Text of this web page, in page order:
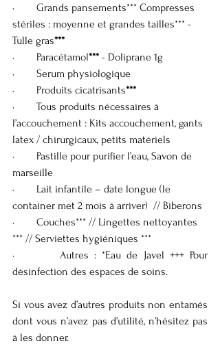
·        Grands pansements*** Compresses
stériles : moyenne et grandes tailles*** -
Tulle gras***
·        Paracétamol*** - Doliprane 1g
·        Serum physiologique
·        Produits cicatrisants***
·        Tous produits nécessaires à
l’accouchement : Kits accouchement, gants
latex / chirurgicaux, petits matériels
·        Pastille pour purifier l’eau, Savon de
marseille
·        Lait infantile – date longue (le
container met 2 mois à arriver)  // Biberons
·        Couches*** // Lingettes nettoyantes
*** // Serviettes hygiéniques ***
·        Autres : *Eau de Javel +++ Pour
désinfection des espaces de soins.
Si vous avez d’autres produits non entamés
dont vous n’avez pas d’utilité, n’hésitez pas
à les donner.